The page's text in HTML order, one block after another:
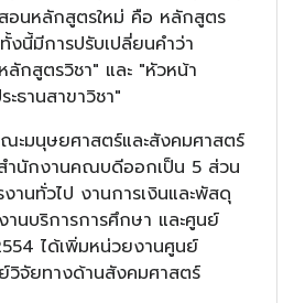
อนหลักสูตรใหม่ คือ หลักสูตร
งนี้มีการปรับเปลี่ยนคำว่า
ลักสูตรวิชา" และ "หัวหน้า
ะธานสาขาวิชา"
ะมนุษยศาสตร์และสังคมศาสตร์
ำนักงานคณบดีออกเป็น 5 ส่วน
านทั่วไป งานการเงินและพัสดุ
านบริการการศึกษา และศูนย์
ได้เพิ่มหน่วยงานศูนย์
วิจัยทางด้านสังคมศาสตร์